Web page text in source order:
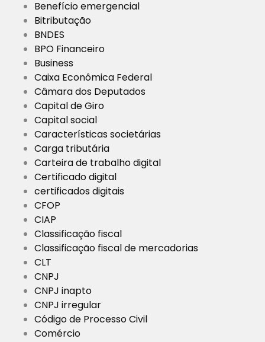
Benefício emergencial
Bitributação
BNDES
BPO Financeiro
Business
Caixa Econômica Federal
Câmara dos Deputados
Capital de Giro
Capital social
Características societárias
Carga tributária
Carteira de trabalho digital
Certificado digital
certificados digitais
CFOP
CIAP
Classificação fiscal
Classificação fiscal de mercadorias
CLT
CNPJ
CNPJ inapto
CNPJ irregular
Código de Processo Civil
Comércio